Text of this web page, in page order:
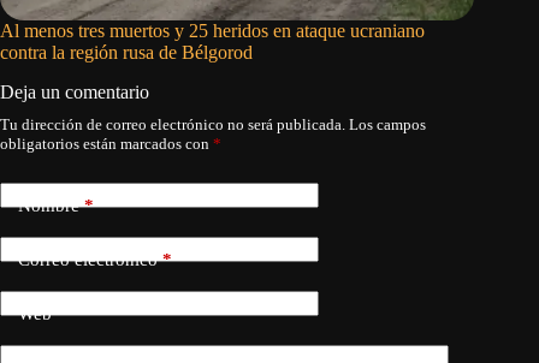
Al menos tres muertos y 25 heridos en ataque ucraniano
contra la región rusa de Bélgorod
Deja un comentario
Tu dirección de correo electrónico no será publicada. Los campos
obligatorios están marcados con *
Nombre*
Correo electrónico*
Web